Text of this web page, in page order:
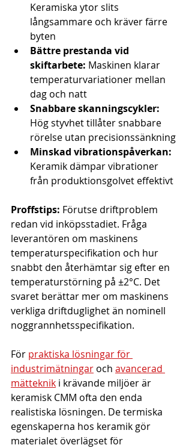
Keramiska ytor slits
långsammare och kräver färre
byten
Bättre prestanda vid
skiftarbete: Maskinen klarar
temperaturvariationer mellan
dag och natt
Snabbare skanningscykler:
Hög styvhet tillåter snabbare
rörelse utan precisionssänkning
Minskad vibrationspåverkan:
Keramik dämpar vibrationer
från produktionsgolvet effektivt
Proffstips: Förutse driftproblem
redan vid inköpsstadiet. Fråga
leverantören om maskinens
temperaturspecifikation och hur
snabbt den återhämtar sig efter en
temperaturstörning på ±2°C. Det
svaret berättar mer om maskinens
verkliga driftduglighet än nominell
noggrannhetsspecifikation.
För praktiska lösningar för
industrimätningar och avancerad
mätteknik i krävande miljöer är
keramisk CMM ofta den enda
realistiska lösningen. De termiska
egenskaperna hos keramik gör
materialet överlägset för